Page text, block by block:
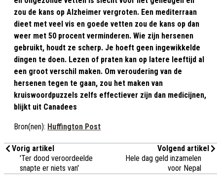
zou de kans op Alzheimer vergroten. Een mediterraan
dieet met veel vis en goede vetten zou de kans op dan
weer met 50 procent verminderen. Wie zijn hersenen
gebruikt, houdt ze scherp. Je hoeft geen ingewikkelde
dingen te doen. Lezen of praten kan op latere leeftijd al
een groot verschil maken. Om veroudering van de
hersenen tegen te gaan, zou het maken van
kruiswoordpuzzels zelfs effectiever zijn dan medicijnen,
blijkt uit Canadees
Bron(nen): Huffington Post
Vorig artikel
'Ter dood veroordeelde
snapte er niets van'
Volgend artikel
Hele dag geld inzamelen
voor Nepal